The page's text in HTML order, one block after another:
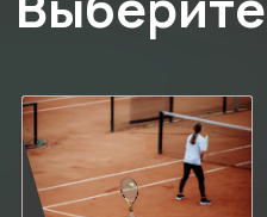
Игра
в падел
и